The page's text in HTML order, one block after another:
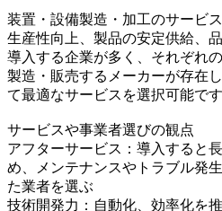
装置・設備製造・加工のサービ
生産性向上、製品の安定供給、
導入する企業が多く、それぞれ
製造・販売するメーカーが存在
て最適なサービスを選択可能です
サービスや事業者選びの観点
アフターサービス：導入すると
め、メンテナンスやトラブル発
た業者を選ぶ
技術開発力：自動化、効率化を